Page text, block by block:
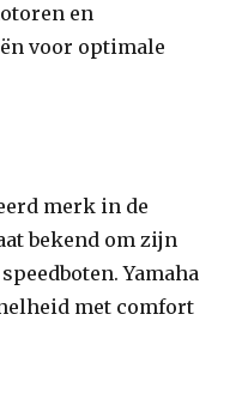
en
voor optimale
merk in de
bekend om zijn
Yamaha
met comfort